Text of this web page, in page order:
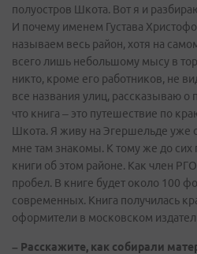
полуостров Шкота. Вот я и
И почему именем Густава
называем весь район, хотя на
всего лишь небольшому мысу в
никто, кроме его работников, не
все названия улиц, рассказываю о
что книга – это путешествие по
Шкота. Я живу на Эгершельде уже
мне там знакомы. К тому же до сих
книги об этом районе. Как член
пробел. В книге будет около 100
современных. Книга получилась
оформители в московском
– Расскажите, как собирали